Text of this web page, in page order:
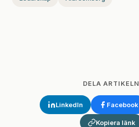
DELA ARTIKELN
LinkedIn Facebook
Kopiera länk